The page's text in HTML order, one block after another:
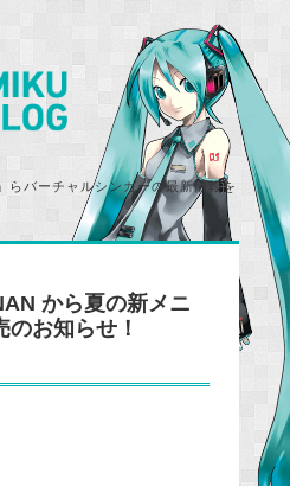
らバーチャルシンガーの最新情報を
から夏の新メニ
のお知らせ！